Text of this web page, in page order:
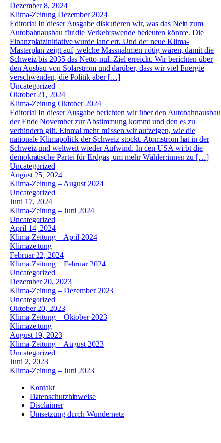
Dezember 8, 2024
Klima-Zeitung Dezember 2024
Editorial In dieser Ausgabe diskutieren wir, was das Nein zum
Autobahnausbau für die Verkehrswende bedeuten könnte. Die
Finanzplatzinitiative wurde lanciert. Und der neue Klima-
Masterplan zeigt auf, welche Massnahmen nötig wären, damit die
Schweiz bis 2035 das Netto-null-Ziel erreicht. Wir berichten über
den Ausbau von Solarstrom und darüber, dass wir viel Energie
verschwenden, die Politik aber […]
Uncategorized
Oktober 21, 2024
Klima-Zeitung Oktober 2024
Editorial In dieser Ausgabe berichten wir über den
der Ende November zur Abstimmung kommt und den es zu
verhindern gilt. Einmal mehr müssen wir aufzeigen, wie die
nationale Klimapolitik der Schweiz stockt. Atomstrom hat in der
Schweiz und weltweit wieder Aufwind. In den USA wirbt die
demokratische Partei für Erdgas, um mehr Wähler:innen zu […]
Uncategorized
August 25, 2024
Klima-Zeitung – August 2024
Uncategorized
Juni 17, 2024
Klima-Zeitung – Juni 2024
Uncategorized
April 14, 2024
Klima-Zeitung – April 2024
Klimazeitung
Februar 22, 2024
Klima-Zeitung – Februar 2024
Uncategorized
Dezember 20, 2023
Klima-Zeitung – Dezember 2023
Uncategorized
Oktober 20, 2023
Klima-Zeitung – Oktober 2023
Klimazeitung
August 19, 2023
Klima-Zeitung – August 2023
Uncategorized
Juni 2, 2023
Klima-Zeitung – Juni 2023
Kontakt
Datenschutzhinweise
Disclaimer
Umsetzung durch Wundernetz